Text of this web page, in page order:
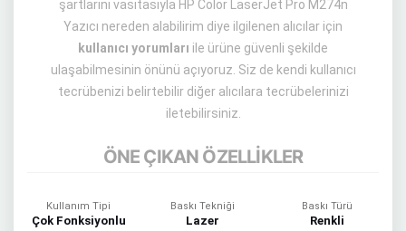
şartlarını vasıtasıyla HP Color LaserJet Pro M274n
Yazıcı nereden alabilirim diye ilgilenen alıcılar için
kullanıcı yorumları ile ürüne güvenli şekilde
ulaşabilmesinin önünü açıyoruz. Siz de kendi kullanıcı
tecrübenizi belirtebilir diğer alıcılara tecrübelerinizi
iletebilirsiniz.
ÖNE ÇIKAN ÖZELLİKLER
Kullanım Tipi
Çok Fonksiyonlu
Baskı Tekniği
Lazer
Baskı Türü
Renkli